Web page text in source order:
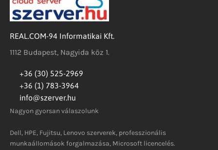
REAL.COM-94 Informatikai Kft.
1112 Budapest, Nagyida köz 1.
+36 (30) 525-2969
+36 (1) 783-3964
info@szerver.hu
Nagyon gyorsan válaszolunk
Dell, HPE, Fujitsu, Lenovo szerverek, professzionális
munkaállomások forgalmazása, Microsoft licencelés.